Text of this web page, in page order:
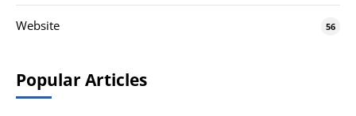
Website 56
Popular Articles